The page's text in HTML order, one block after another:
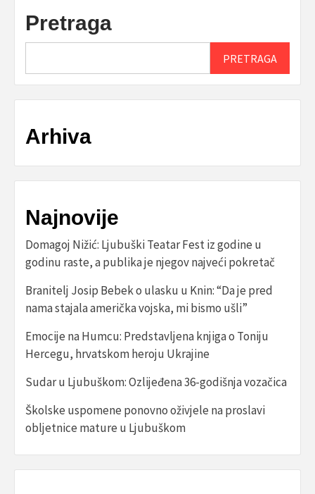
Pretraga
PRETRAGA
Arhiva
Najnovije
Domagoj Nižić: Ljubuški Teatar Fest iz godine u
godinu raste, a publika je njegov najveći pokretač
Branitelj Josip Bebek o ulasku u Knin: “Da je pred
nama stajala američka vojska, mi bismo ušli”
Emocije na Humcu: Predstavljena knjiga o Toniju
Hercegu, hrvatskom heroju Ukrajine
Sudar u Ljubuškom: Ozlijeđena 36-godišnja vozačica
Školske uspomene ponovno oživjele na proslavi
obljetnice mature u Ljubuškom